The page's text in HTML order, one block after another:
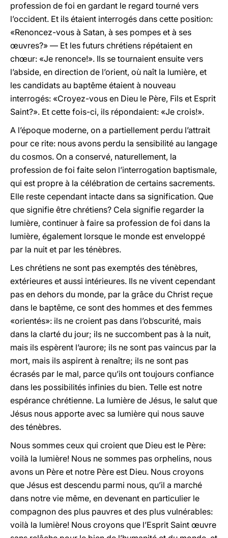
profession de foi en gardant le regard tourné vers
l’occident. Et ils étaient interrogés dans cette position:
«Renoncez-vous à Satan, à ses pompes et à ses
œuvres?» — Et les futurs chrétiens répétaient en
chœur: «Je renonce!». Ils se tournaient ensuite vers
l’abside, en direction de l’orient, où naît la lumière, et
les candidats au baptême étaient à nouveau
interrogés: «Croyez-vous en Dieu le Père, Fils et Esprit
Saint?». Et cette fois-ci, ils répondaient: «Je crois!».
A l’époque moderne, on a partiellement perdu l’attrait
pour ce rite: nous avons perdu la sensibilité au langage
du cosmos. On a conservé, naturellement, la
profession de foi faite selon l’interrogation baptismale,
qui est propre à la célébration de certains sacrements.
Elle reste cependant intacte dans sa signification. Que
que signifie être chrétiens? Cela signifie regarder la
lumière, continuer à faire sa profession de foi dans la
lumière, également lorsque le monde est enveloppé
par la nuit et par les ténèbres.
Les chrétiens ne sont pas exemptés des ténèbres,
extérieures et aussi intérieures. Ils ne vivent cependant
pas en dehors du monde, par la grâce du Christ reçue
dans le baptême, ce sont des hommes et des femmes
«orientés»: ils ne croient pas dans l’obscurité, mais
dans la clarté du jour; ils ne succombent pas à la nuit,
mais ils espèrent l’aurore; ils ne sont pas vaincus par la
mort, mais ils aspirent à renaître; ils ne sont pas
écrasés par le mal, parce qu’ils ont toujours confiance
dans les possibilités infinies du bien. Telle est notre
espérance chrétienne. La lumière de Jésus, le salut que
Jésus nous apporte avec sa lumière qui nous sauve
des ténèbres.
Nous sommes ceux qui croient que Dieu est le Père:
voilà la lumière! Nous ne sommes pas orphelins, nous
avons un Père et notre Père est Dieu. Nous croyons
que Jésus est descendu parmi nous, qu’il a marché
dans notre vie même, en devenant en particulier le
compagnon des plus pauvres et des plus vulnérables:
voilà la lumière! Nous croyons que l’Esprit Saint œuvre